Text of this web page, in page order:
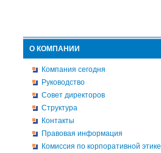
О КОМПАНИИ
Компания сегодня
Руководство
Совет директоров
Структура
Контакты
Правовая информация
Комиссия по корпоративной этике